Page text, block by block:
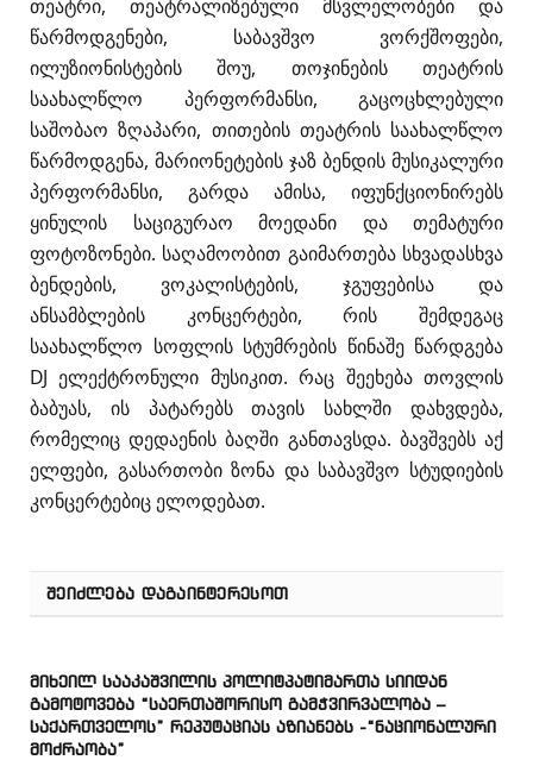
თეატრი, თეატრალიზებული მსვლელობები და
წარმოდგენები, საბავშვო ვორქშოფები,
ილუზიონისტების შოუ, თოჯინების თეატრის
საახალწლო პერფორმანსი, გაცოცხლებული
საშობაო ზღაპარი, თითების თეატრის საახალწლო
წარმოდგენა, მარიონეტების ჯაზ ბენდის მუსიკალური
პერფორმანსი, გარდა ამისა, იფუნქციონირებს
ყინულის საციგურაო მოედანი და თემატური
ფოტოზონები. საღამოობით გაიმართება სხვადასხვა
ბენდების, ვოკალისტების, ჯგუფებისა და
ანსამბლების კონცერტები, რის შემდეგაც
საახალწლო სოფლის სტუმრების წინაშე წარდგება
DJ ელექტრონული მუსიკით. რაც შეეხება თოვლის
ბაბუას, ის პატარებს თავის სახლში დახვდება,
რომელიც დედაენის ბაღში განთავსდა. ბავშვებს აქ
ელფები, გასართობი ზონა და საბავშვო სტუდიების
კონცერტებიც ელოდებათ.
ᲨᲔᲘᲫᲚᲔᲑᲐ ᲓᲐᲒᲐᲘᲜᲢᲔᲠᲔᲡᲝᲗ
მიხეილ სააკაშვილის პოლიტპატიმართა სიიდან
გამოტოვება “საერთაშორისო გამჭვირვალობა –
საქართველოს” რეპუტაციას აზიანებს -“ნაციონალური
მოძრაობა”